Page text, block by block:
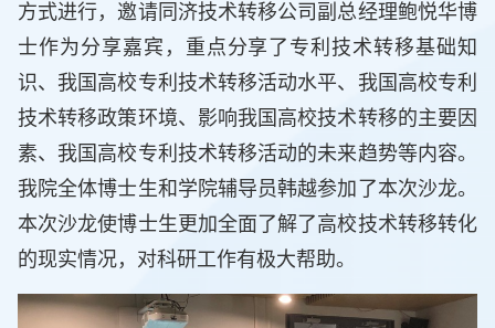
方式进行，邀请同济技术转移公司副总经理鲍悦华博
士作为分享嘉宾，重点分享了专利技术转移基础知
识、我国高校专利技术转移活动水平、我国高校专利
技术转移政策环境、影响我国高校技术转移的主要因
素、我国高校专利技术转移活动的未来趋势等内容。
我院全体博士生和学院辅导员韩越参加了本次沙龙。
本次沙龙使博士生更加全面了解了高校技术转移转化
的现实情况，对科研工作有极大帮助。